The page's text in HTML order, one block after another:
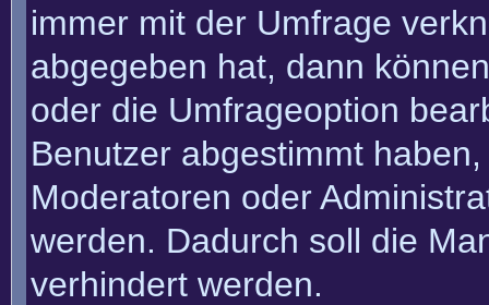
immer mit der Umfrage
abgegeben hat, dann
oder die Umfrageoption
Benutzer abgestimmt
Moderatoren oder
werden. Dadurch soll die
verhindert werden.